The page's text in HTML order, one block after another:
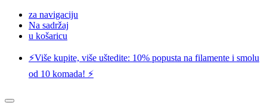
za navigaciju
Na sadržaj
u košaricu
⚡️Više kupite, više uštedite: 10% popusta na filamente i smolu
od 10 komada! ⚡️